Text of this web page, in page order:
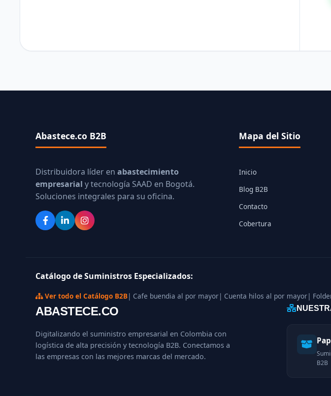
Abastece.co B2B
Distribuidora líder en abastecimiento
empresarial y tecnología SAAD en Bogotá.
Soluciones integrales para su oficina.
Mapa del Sitio
Inicio
Blog B2B
Contacto
Cobertura
Catálogo de Suministros Especializados:
Ver todo el Catálogo B2B| Cafe buendia al por mayor| Cuenta hilos al por mayor|
ABASTECE.CO
Digitalizando el suministro empresarial en Colombia con
logística de alta precisión y tecnología B2B. Conectamos a
las empresas con las mejores marcas del mercado.
B2B